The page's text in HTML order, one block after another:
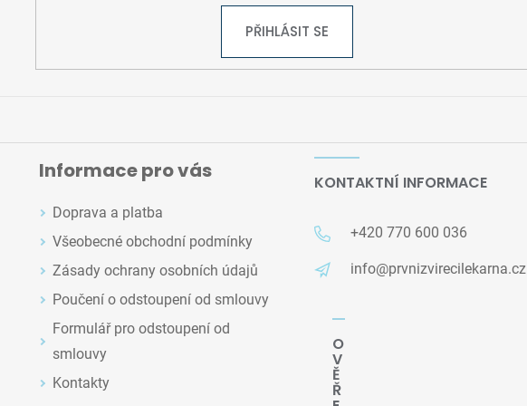
PŘIHLÁSIT SE
Informace pro vás
Doprava a platba
Všeobecné obchodní podmínky
Zásady ochrany osobních údajů
Poučení o odstoupení od smlouvy
Formulář pro odstoupení od
smlouvy
Kontakty
KONTAKTNÍ INFORMACE
+420 770 600 036
info@prvnizvirecilekarna.cz
O
V
Ě
Ř